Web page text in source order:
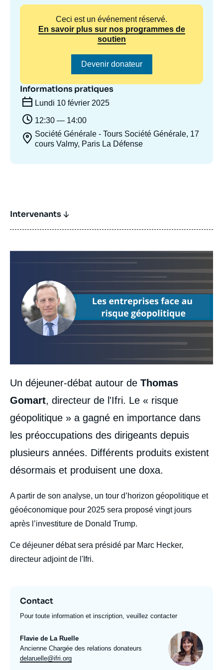
Nous soutenir
Informations pratiques
Lundi 10 février 2025
12:30 — 14:00
Société Générale - Tours Société Générale, 17
cours Valmy, Paris La Défense
Ceci est un événement réservé.
En savoir plus sur nos programmes de
soutien
Devenir donateur
Intervenants
Image
Un déjeuner-débat autour de Thomas
Gomart, directeur de l'Ifri. Le « risque
géopolitique » a gagné en importance dans
les préoccupations des dirigeants depuis
plusieurs années. Différents produits existent
désormais et produisent une doxa.
body
A partir de son analyse, un tour d’horizon géopolitique et
géoéconomique pour 2025 sera proposé vingt jours
après l’investiture de Donald Trump.
Ce déjeuner débat sera présidé par Marc Hecker,
directeur adjoint de l'Ifri.
Contact
Pour toute information et inscription, veuillez contacter
Flavie de La Ruelle
Intitulé
du
Ancienne Chargée des relations donateurs
Email
delaruelle@ifri.org
Photo